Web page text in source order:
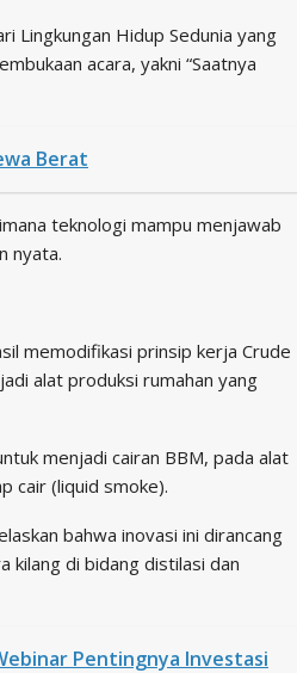
Lingkungan Hidup Sedunia yang
acara, yakni “Saatnya
Berat
teknologi mampu menjawab
nyata.
memodifikasi prinsip kerja Crude
alat produksi rumahan yang
menjadi cairan BBM, pada alat
cair (liquid smoke).
bahwa inovasi ini dirancang
kilang di bidang distilasi dan
Pentingnya Investasi